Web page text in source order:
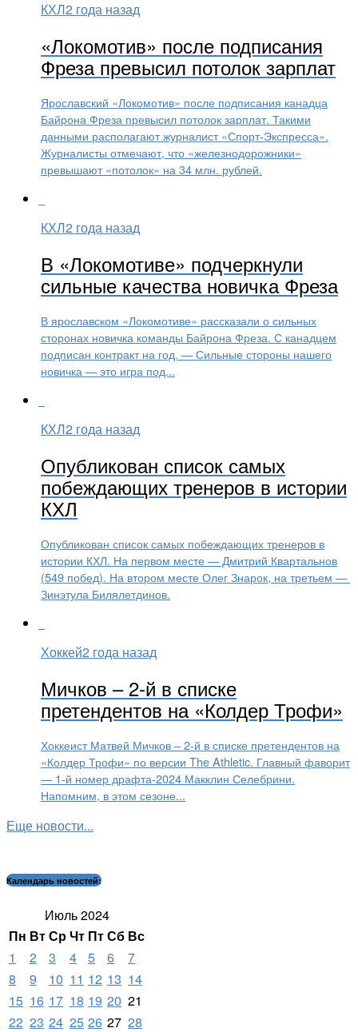
КХЛ2 года назад
«Локомотив» после подписания
Фреза превысил потолок зарплат
Ярославский «Локомотив» после подписания канадца
Байрона Фреза превысил потолок зарплат. Такими
данными располагают журналист «Спорт-Экспресса».
Журналисты отмечают, что «железнодорожники»
превышают «потолок» на 34 млн. рублей.
КХЛ2 года назад
В «Локомотиве» подчеркнули
сильные качества новичка Фреза
В ярославском «Локомотиве» рассказали о сильных
сторонах новичка команды Байрона Фреза. С канадцем
подписан контракт на год. — Сильные стороны нашего
новичка — это игра под...
КХЛ2 года назад
Опубликован список самых
побеждающих тренеров в истории
КХЛ
Опубликован список самых побеждающих тренеров в
истории КХЛ. На первом месте — Дмитрий Квартальнов
(549 побед). На втором месте Олег Знарок, на третьем —
Зинэтула Билялетдинов.
Хоккей2 года назад
Мичков – 2-й в списке
претендентов на «Колдер Трофи»
Хоккеист Матвей Мичков – 2-й в списке претендентов на
«Колдер Трофи» по версии The Athletic. Главный фаворит
— 1-й номер драфта-2024 Макклин Селебрини.
Напомним, в этом сезоне...
Еще новости...
Календарь новостей:
Июль 2024
Пн ВтСрЧт ПтСб Вс
1
2 3 4 5 6
7
8
9 10 11 12 13 14
15 16 17 18 19 20 21
22 23 24 25 26 27 28